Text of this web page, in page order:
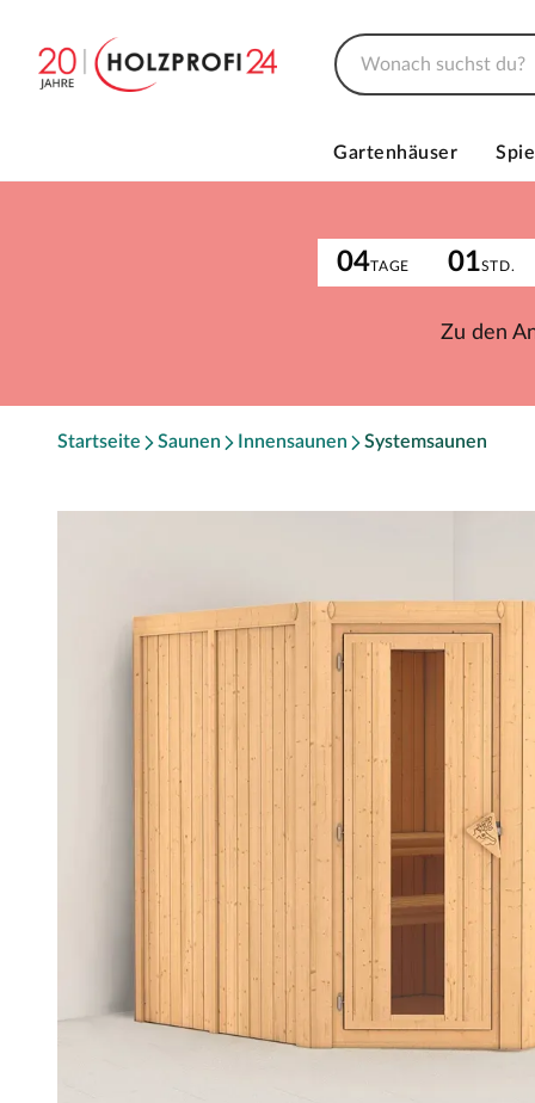
Gartenhäuser
04TAGE 01STD.
Zu den
Startseite Saunen Innensaunen Systemsaunen